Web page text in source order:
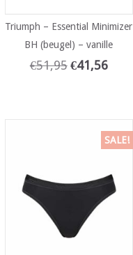
Triumph – Essential Minimizer
BH (beugel) – vanille
€51,95 €41,56
SALE!